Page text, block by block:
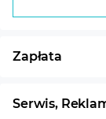
Zapłata
Serwis,